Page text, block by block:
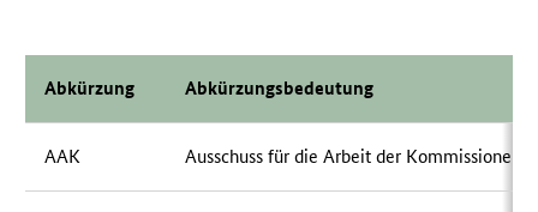
Abkürzung Abkürzungsbedeutung
AAK Ausschuss für die Arbeit der Kommissionen